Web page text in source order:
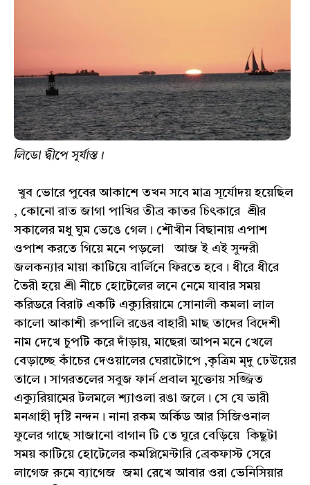
লিডো দ্বীপে সূর্যাস্ত।
খুব ভোরে পুবের আকাশে তখন সবে মাত্র সূর্যোদয় হয়েছিল
, কোনো রাত জাগা পাখির তীব্র কাতর চিৎকারে শ্রীর
সকালের মধু ঘুম ভেঙে গেল। শৌখীন বিছানায় এপাশ
ওপাশ করতে গিয়ে মনে পড়লো আজ ই এই সুন্দরী
জলকন্যার মায়া কাটিয়ে বার্লিনে ফিরতে হবে। ধীরে ধীরে
তৈরী হয়ে শ্রী নীচে হোটেলের লনে নেমে যাবার সময়
করিডরে বিরাট একটি এক্যুরিয়ামে সোনালী কমলা লাল
কালো আকাশী রুপালি রঙের বাহারী মাছ তাদের বিদেশী
নাম দেখে চুপটি করে দাঁড়ায়, মাছেরা আপন মনে খেলে
বেড়াচ্ছে কাঁচের দেওয়ালের ঘেরাটোপে ,কৃত্রিম মৃদু ঢেউয়ের
তালে। সাগরতলের সবুজ ফার্ন প্রবাল মুক্তোয় সজ্জিত
এক্যুরিয়ামের টলমলে শ্যাওলা রঙা জলে। সে যে ভারী
মনগ্রাহী দৃষ্টি নন্দন। নানা রকম অর্কিড আর সিজিওনাল
ফুলের গাছে সাজানো বাগান টি তে ঘুরে বেড়িয়ে কিছুটা
সময় কাটিয়ে হোটেলের কমপ্লিমেন্টারি ব্রেকফাস্ট সেরে
লাগেজ রুমে ব্যাগেজ জমা রেখে আবার ওরা ভেনিসিয়ার